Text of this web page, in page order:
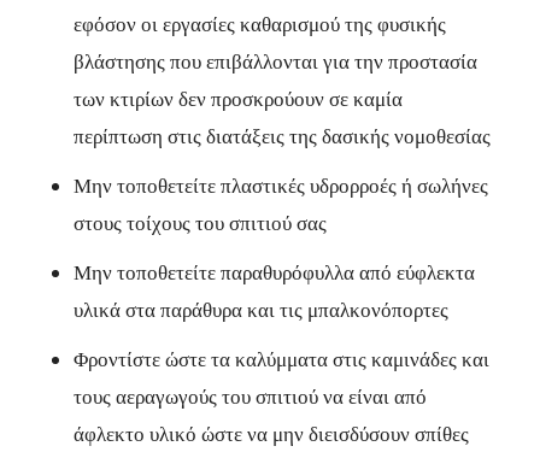
εφόσον οι εργασίες καθαρισμού της φυσικής
βλάστησης που επιβάλλονται για την προστασία
των κτιρίων δεν προσκρούουν σε καμία
περίπτωση στις διατάξεις της δασικής νομοθεσίας
Μην τοποθετείτε πλαστικές υδρορροές ή σωλήνες
στους τοίχους του σπιτιού σας
Μην τοποθετείτε παραθυρόφυλλα από εύφλεκτα
υλικά στα παράθυρα και τις μπαλκονόπορτες
Φροντίστε ώστε τα καλύμματα στις καμινάδες και
τους αεραγωγούς του σπιτιού να είναι από
άφλεκτο υλικό ώστε να μην διεισδύσουν σπίθες